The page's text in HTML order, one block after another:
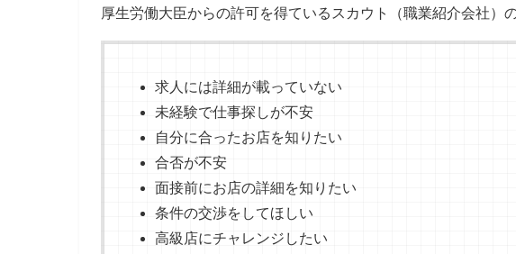
厚生労働大臣からの許可を得ているスカウト（職業紹介会社）
求人には詳細が載っていない
未経験で仕事探しが不安
自分に合ったお店を知りたい
合否が不安
面接前にお店の詳細を知りたい
条件の交渉をしてほしい
高級店にチャレンジしたい